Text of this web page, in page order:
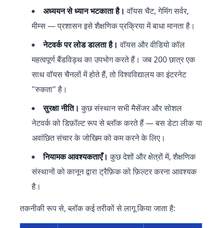
अध्ययन से ध्यान भटकाता है।वॉयस चैट, गेमिंग सर्वर,
मीम्स — प्रशासन इसे शैक्षणिक प्रक्रिया में बाधा मानता है।
नेटवर्क पर लोड डालता है।वॉयस और वीडियो कॉल
महत्वपूर्ण बैंडविड्थ का उपभोग करते हैं। जब 200 छात्र एक
साथ वॉयस चैनलों में होते हैं, तो विश्वविद्यालय का इंटरनेट
"रुकता" है।
सुरक्षा नीति।कुछ संस्थान सभी मैसेंजर और सोशल
नेटवर्क को डिफ़ॉल्ट रूप से ब्लॉक करते हैं — बस डेटा लीक या
अवांछित संचार के जोखिम को कम करने के लिए।
नियामक आवश्यकताएँ।कुछ देशों और क्षेत्रों में, शैक्षणिक
संस्थानों को कानून द्वारा ट्रैफ़िक को फ़िल्टर करना आवश्यक
है।
तकनीकी रूप से, ब्लॉक कई तरीकों से लागू किया जाता है: